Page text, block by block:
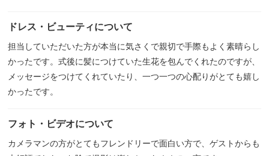
ドレス・ビューティについて
担当していただいた方が本当に気さくで親切で手際もよく素晴らし
かったです。式後に髪につけていた生花を包んでくれたのですが、
メッセージをつけてくれていたり、一つ一つの心配りがとても嬉し
かったです。
フォト・ビデオについて
カメラマンの方がとてもフレンドリーで面白い方で、ゲストからも